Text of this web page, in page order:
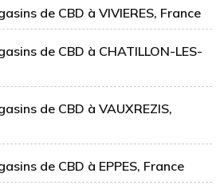
de CBD à VIVIERES, France
de CBD à CHATILLON-LES-
de CBD à VAUXREZIS,
de CBD à EPPES, France